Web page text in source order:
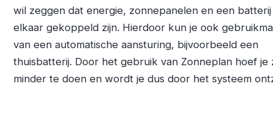
wil zeggen dat energie, zonnepanelen en een
elkaar gekoppeld zijn. Hierdoor kun je ook
van een automatische aansturing, bijvoorbeeld een
thuisbatterij. Door het gebruik van Zonneplan hoef je
minder te doen en wordt je dus door het systeem